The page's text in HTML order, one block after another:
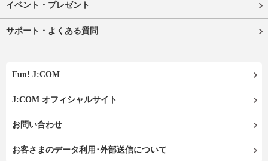
イベント・プレゼント
サポート・よくある質問
Fun! J:COM
J:COM オフィシャルサイト
お問い合わせ
お客さまのデータ利用･外部送信について